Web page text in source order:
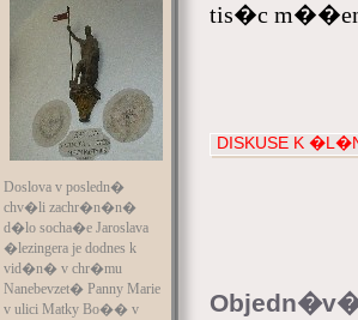
Doslova v posledn�
chv�li zachr�n�n�
d�lo socha�e Jaroslava
�lezingera je dodnes k
vid�n� v chr�mu
Nanebevzet� Panny Marie
v ulici Matky Bo�� v
tis�c
DISKUSE K